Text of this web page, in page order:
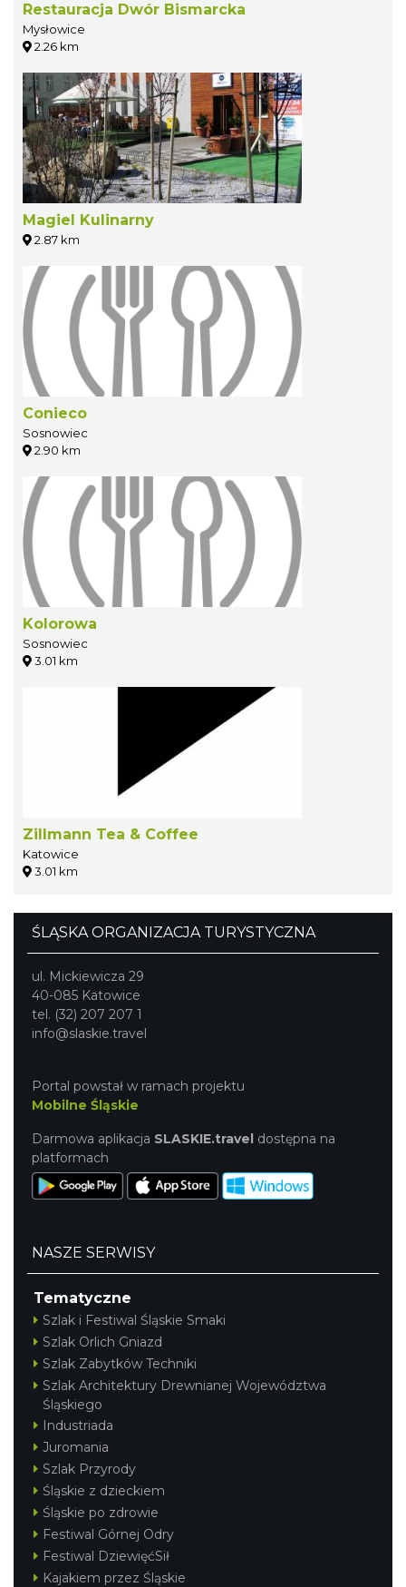
Restauracja Dwór Bismarcka
Mysłowice
2.26 km
Magiel Kulinarny
2.87 km
Conieco
Sosnowiec
2.90 km
Kolorowa
Sosnowiec
3.01 km
Zillmann Tea & Coffee
Katowice
3.01 km
ŚLĄSKA ORGANIZACJA TURYSTYCZNA
ul. Mickiewicza 29
40-085 Katowice
tel. (32) 207 207 1
info@slaskie.travel
Portal powstał w ramach projektu
Mobilne Śląskie
Darmowa aplikacja SLASKIE.travel dostępna na
platformach
NASZE SERWISY
Tematyczne
Szlak i Festiwal Śląskie Smaki
Szlak Orlich Gniazd
Szlak Zabytków Techniki
Szlak Architektury Drewnianej Województwa
Śląskiego
Industriada
Juromania
Szlak Przyrody
Śląskie z dzieckiem
Śląskie po zdrowie
Festiwal Górnej Odry
Festiwal DziewięćSił
Kajakiem przez Śląskie